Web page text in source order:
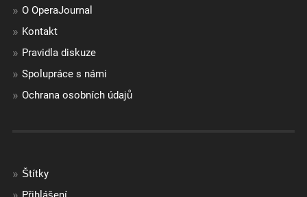
O OperaJournal
Kontakt
Pravidla diskuze
Spolupráce s námi
Ochrana osobních údajů
Štítky